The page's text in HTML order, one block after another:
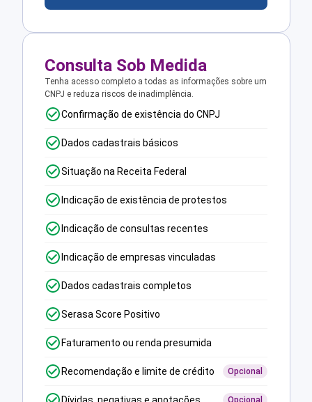
Consulta Sob Medida
Tenha acesso completo a todas as informações sobre um
CNPJ e reduza riscos de inadimplência.
Confirmação de existência do CNPJ
Dados cadastrais básicos
Situação na Receita Federal
Indicação de existência de protestos
Indicação de consultas recentes
Indicação de empresas vinculadas
Dados cadastrais completos
Serasa Score Positivo
Faturamento ou renda presumida
Recomendação e limite de crédito Opcional
Opcional